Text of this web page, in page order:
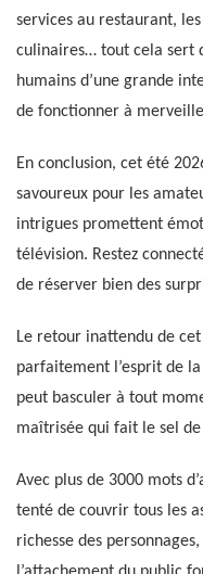
services au restaurant,
culinaires… tout cela sert
humains d’une grande
de fonctionner à
En conclusion, cet été
savoureux pour les
intrigues promettent
télévision. Restez
de réserver bien des
Le retour inattendu de
parfaitement l’esprit de
peut basculer à tout
maîtrisée qui fait le sel
Avec plus de 3000 mots
tenté de couvrir tous les
richesse des